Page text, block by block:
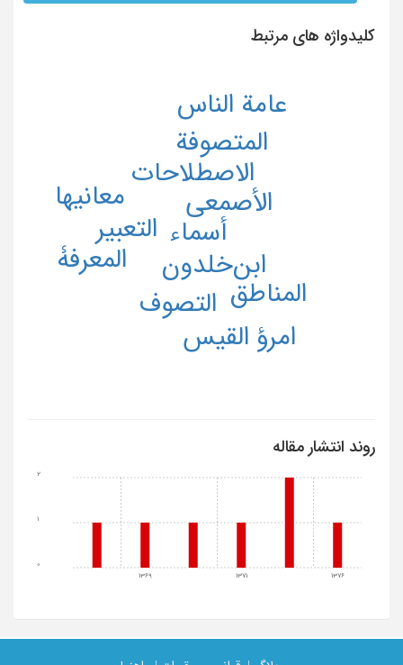
کلیدواژه های مرتبط
أسماء
ابن‌خلدون
الأصمعی
الاصطلاحات
التصوف
التعبیر
المتصوفة
المعرفۀ
المناطق
امرؤ القیس
عامة الناس
معانیها
روند انتشار مقاله
1369 1371 1376
0
1
2